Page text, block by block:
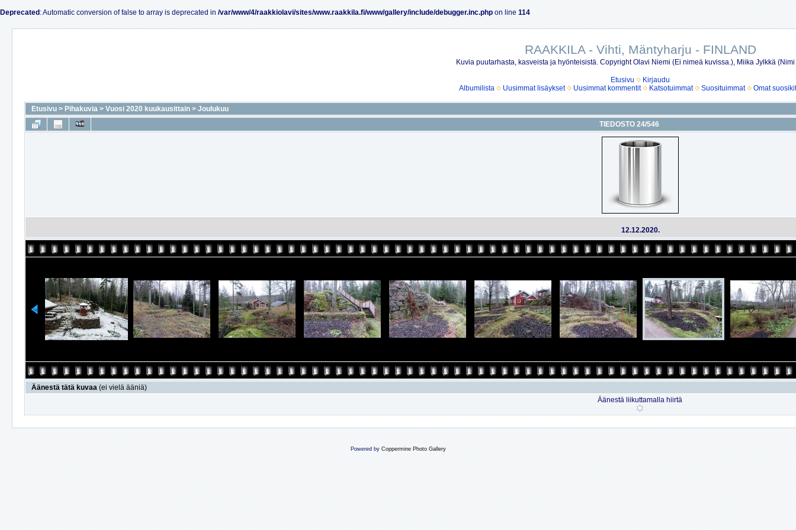
Deprecated : Automatic conversion of false to array is deprecated in /var/www/4/raakkiolavi/sites/www.raakkila.fi/www/gallery/include/debugger.inc.php on line 114
RAAKKILA - Vihti, Mäntyharju - FINLAND
Kuvia puutarhasta, kasveista ja hyönteisistä. Copyright Olavi Niemi (Ei nimeä kuvissa.), Miika Jylkkä
Etusivu
Kirjaudu
Albumilista
Uusimmat lisäykset Uusimmat kommentit Katsotuimmat Suosituimmat Omat suosikit
Etusivu > Pihakuvia > Vuosi 2020 kuukausittain > Joulukuu
TIEDOSTO 24/546
12.12.2020.
Äänestä tätä kuvaa (ei vielä ääniä)
Äänestä liikuttamalla hiirtä
Powered by Coppermine Photo Gallery